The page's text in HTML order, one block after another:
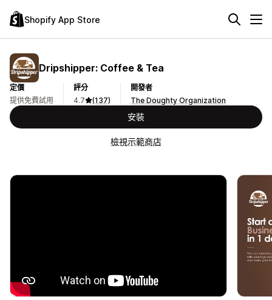
Shopify App Store
Dripshipper: Coffee & Tea
定價
提供免費試用
評分
4.7
(137)
開發者
The Doughty Organization
安裝
檢視示範商店